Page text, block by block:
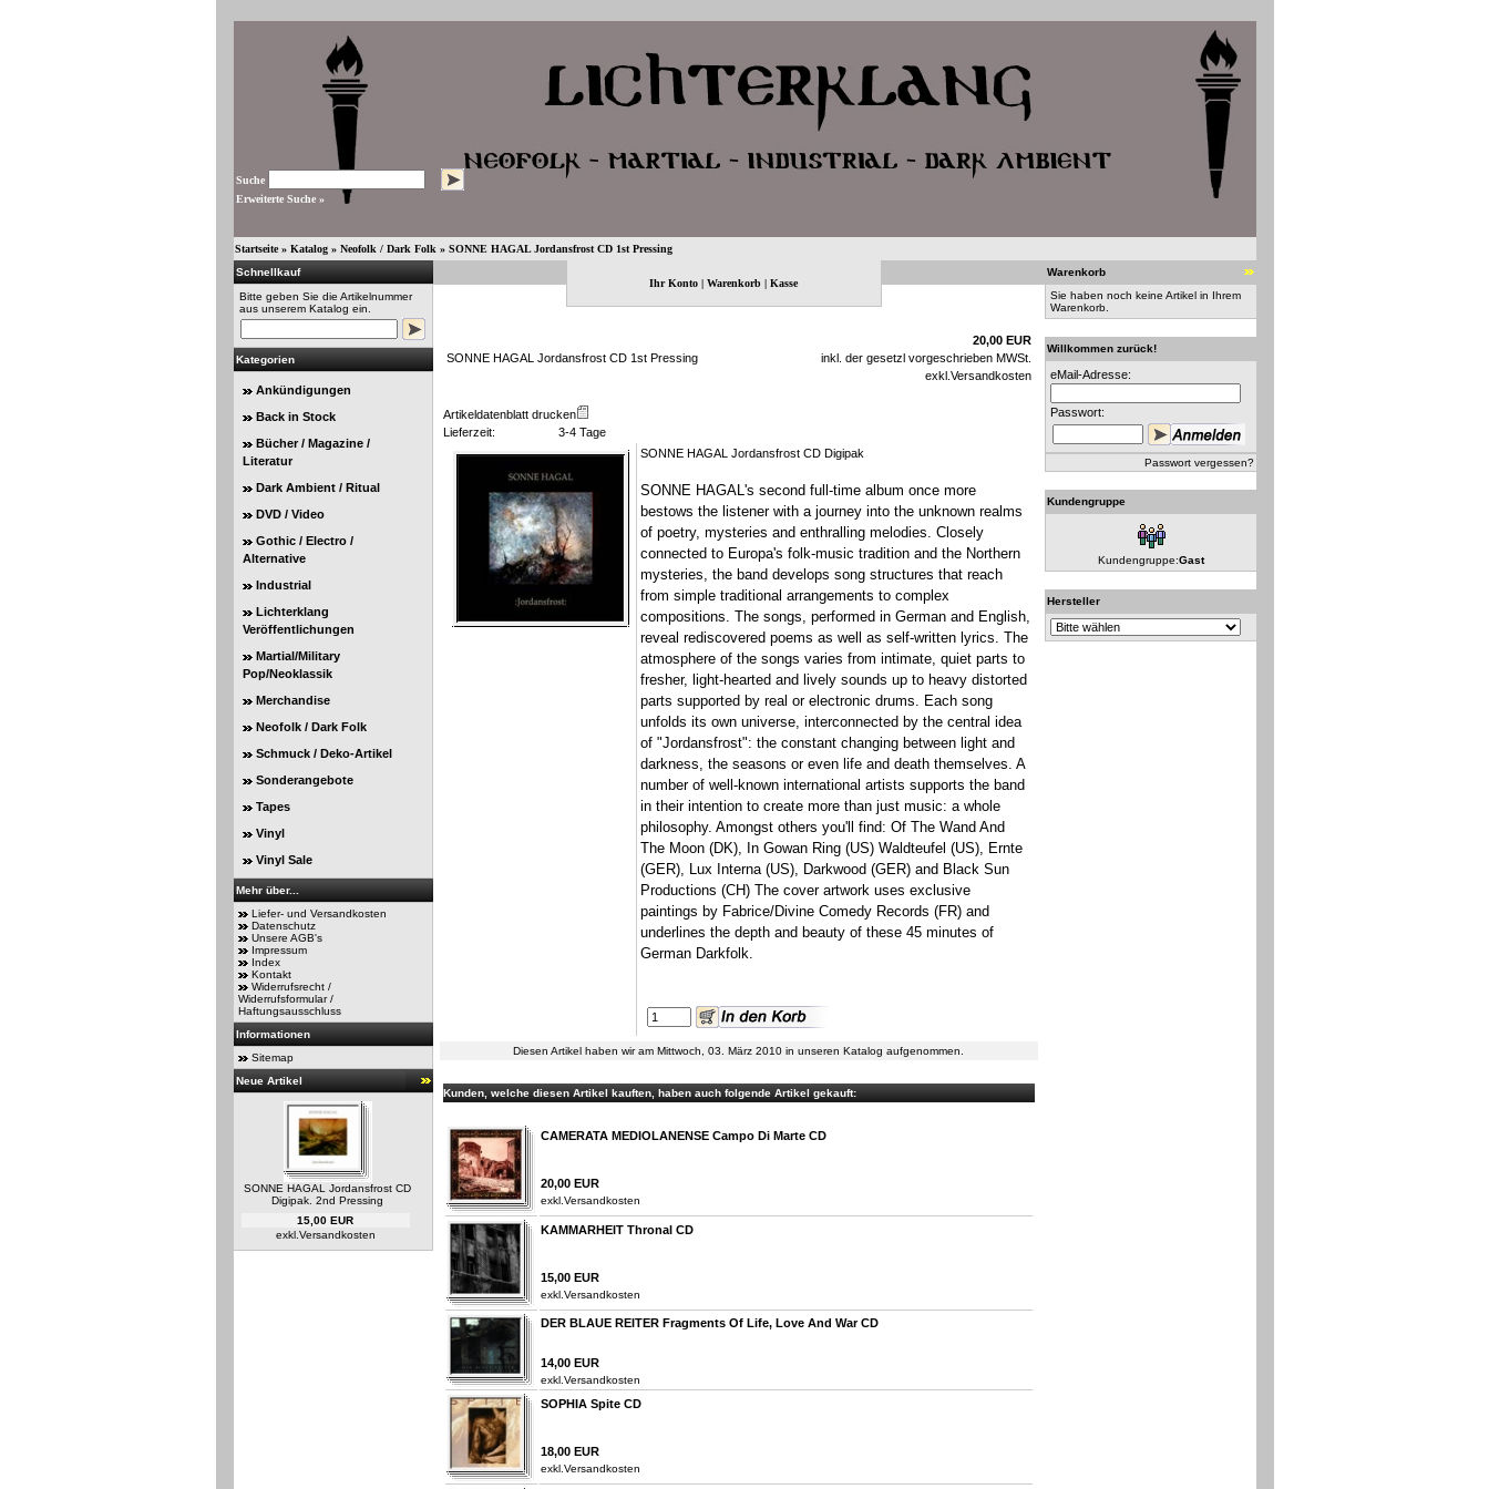
Suche
Erweiterte Suche »
Startseite» Katalog» Neofolk / Dark Folk » SONNE HAGAL Jordansfrost CD 1st Pressing
Schnellkauf
Bitte geben Sie die Artikelnummer
aus unserem Katalog ein.
Kategorien
Ankündigungen
Back in Stock
Bücher / Magazine /
Literatur
Dark Ambient / Ritual
DVD / Video
Gothic / Electro /
Alternative
Industrial
Lichterklang
Veröffentlichungen
Martial/Military
Pop/Neoklassik
Merchandise
Neofolk / Dark Folk
Schmuck / Deko-Artikel
Sonderangebote
Tapes
Vinyl
Vinyl Sale
Mehr über...
Liefer- und Versandkosten
Datenschutz
Unsere AGB's
Impressum
Index
Kontakt
Widerrufsrecht /
Widerrufsformular /
Haftungsausschluss
Informationen
Sitemap
Neue Artikel
SONNE HAGAL Jordansfrost CD
Digipak. 2nd Pressing
15,00 EUR
exkl. Versandkosten
Ihr Konto | Warenkorb | Kasse
SONNE HAGAL Jordansfrost CD 1st Pressing
20,00 EUR
inkl. der gesetzl vorgeschrieben MWSt.
exkl. Versandkosten
Artikeldatenblatt drucken
Lieferzeit:
3-4 Tage
SONNE HAGAL Jordansfrost CD Digipak
SONNE HAGAL's second full-time album once more
bestows the listener with a journey into the unknown realms
of poetry, mysteries and enthralling melodies. Closely
connected to Europa's folk-music tradition and the Northern
mysteries, the band develops song structures that reach
from simple traditional arrangements to complex
compositions. The songs, performed in German and English,
reveal rediscovered poems as well as self-written lyrics. The
atmosphere of the songs varies from intimate, quiet parts to
fresher, light-hearted and lively sounds up to heavy distorted
parts supported by real or electronic drums. Each song
unfolds its own universe, interconnected by the central idea
of "Jordansfrost": the constant changing between light and
darkness, the seasons or even life and death themselves. A
number of well-known international artists supports the band
in their intention to create more than just music: a whole
philosophy. Amongst others you'll find: Of The Wand And
The Moon (DK), In Gowan Ring (US) Waldteufel (US), Ernte
(GER), Lux Interna (US), Darkwood (GER) and Black Sun
Productions (CH) The cover artwork uses exclusive
paintings by Fabrice/Divine Comedy Records (FR) and
underlines the depth and beauty of these 45 minutes of
German Darkfolk.
Diesen Artikel haben wir am Mittwoch, 03. März 2010 in unseren Katalog aufgenommen.
Kunden, welche diesen Artikel kauften, haben auch folgende Artikel gekauft:
CAMERATA MEDIOLANENSE Campo Di Marte CD
20,00 EUR
exkl. Versandkosten
KAMMARHEIT Thronal CD
15,00 EUR
exkl. Versandkosten
DER BLAUE REITER Fragments Of Life, Love And War CD
14,00 EUR
exkl. Versandkosten
SOPHIA Spite CD
18,00 EUR
exkl. Versandkosten
Warenkorb
Sie haben noch keine Artikel in Ihrem
Warenkorb.
Willkommen zurück!
eMail-Adresse:
Passwort:
Passwort vergessen?
Kundengruppe
Kundengruppe:Gast
Hersteller